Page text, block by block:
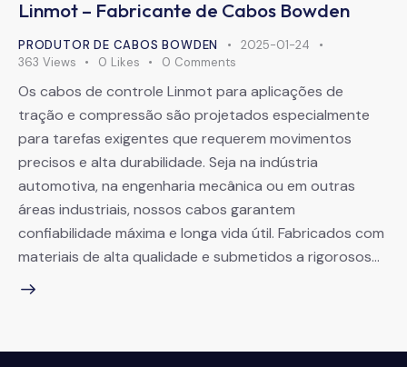
Linmot – Fabricante de Cabos Bowden
PRODUTOR DE CABOS BOWDEN
2025-01-24
363 Views 0 Likes 0 Comments
Os cabos de controle Linmot para aplicações de
tração e compressão são projetados especialmente
para tarefas exigentes que requerem movimentos
precisos e alta durabilidade. Seja na indústria
automotiva, na engenharia mecânica ou em outras
áreas industriais, nossos cabos garantem
confiabilidade máxima e longa vida útil. Fabricados com
materiais de alta qualidade e submetidos a rigorosos…